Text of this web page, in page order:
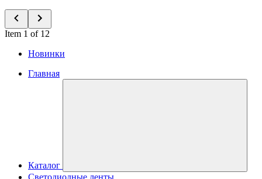
Item 1 of 12
Новинки
Главная
Каталог
Светодиодные ленты